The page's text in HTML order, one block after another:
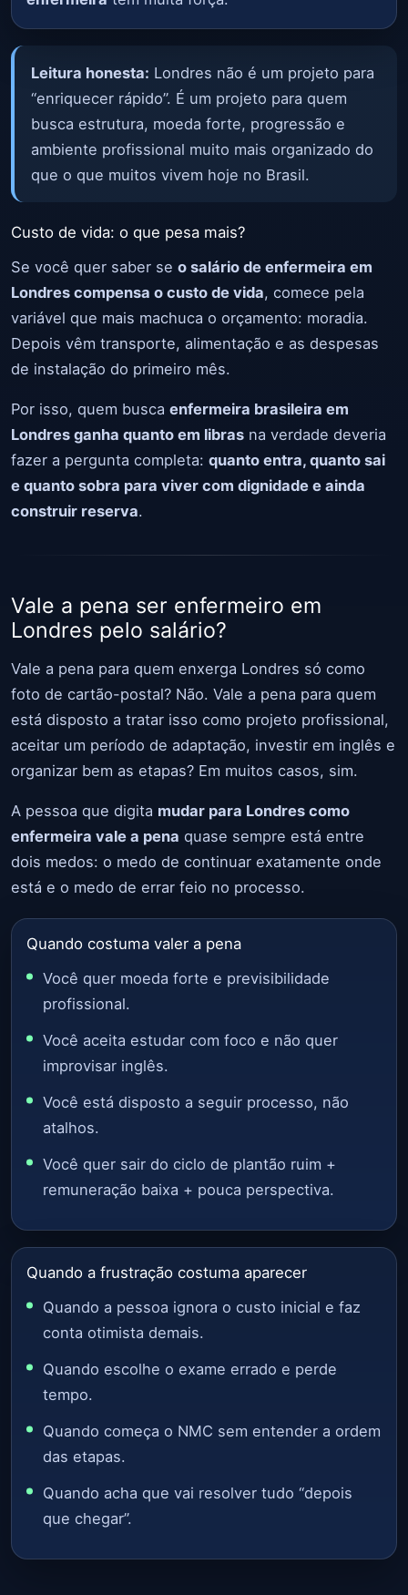
Leitura honesta: Londres não é um projeto para
“enriquecer rápido”. É um projeto para quem
busca estrutura, moeda forte, progressão e
ambiente profissional muito mais organizado do
que o que muitos vivem hoje no Brasil.
Custo de vida: o que pesa mais?
Se você quer saber se o salário de enfermeira em
Londres compensa o custo de vida, comece pela
variável que mais machuca o orçamento: moradia.
Depois vêm transporte, alimentação e as despesas
de instalação do primeiro mês.
Por isso, quem busca enfermeira brasileira em
Londres ganha quanto em libras na verdade deveria
fazer a pergunta completa: quanto entra, quanto sai
e quanto sobra para viver com dignidade e ainda
construir reserva.
Vale a pena ser enfermeiro em
Londres pelo salário?
Vale a pena para quem enxerga Londres só como
foto de cartão-postal? Não. Vale a pena para quem
está disposto a tratar isso como projeto profissional,
aceitar um período de adaptação, investir em inglês e
organizar bem as etapas? Em muitos casos, sim.
A pessoa que digita mudar para Londres como
enfermeira vale a pena quase sempre está entre
dois medos: o medo de continuar exatamente onde
está e o medo de errar feio no processo.
Quando costuma valer a pena
Você quer moeda forte e previsibilidade
profissional.
Você aceita estudar com foco e não quer
improvisar inglês.
Você está disposto a seguir processo, não
atalhos.
Você quer sair do ciclo de plantão ruim +
remuneração baixa + pouca perspectiva.
Quando a frustração costuma aparecer
Quando a pessoa ignora o custo inicial e faz
conta otimista demais.
Quando escolhe o exame errado e perde
tempo.
Quando começa o NMC sem entender a ordem
das etapas.
Quando acha que vai resolver tudo “depois
que chegar”.